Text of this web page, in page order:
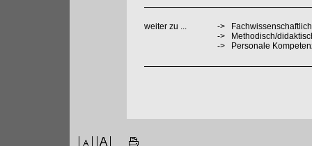
weiter zu ... ->
->
Methodisch/
->
Personale